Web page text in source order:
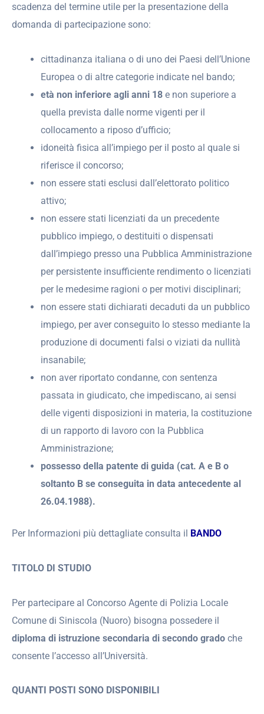
scadenza del termine utile per la presentazione della
domanda di partecipazione sono:
cittadinanza italiana o di uno dei Paesi dell’Unione
Europea o di altre categorie indicate nel bando;
età non inferiore agli anni 18 e non superiore a
quella prevista dalle norme vigenti per il
collocamento a riposo d’ufficio;
idoneità fisica all’impiego per il posto al quale si
riferisce il concorso;
non essere stati esclusi dall’elettorato politico
attivo;
non essere stati licenziati da un precedente
pubblico impiego, o destituiti o dispensati
dall’impiego presso una Pubblica Amministrazione
per persistente insufficiente rendimento o licenziati
per le medesime ragioni o per motivi disciplinari;
non essere stati dichiarati decaduti da un pubblico
impiego, per aver conseguito lo stesso mediante la
produzione di documenti falsi o viziati da nullità
insanabile;
non aver riportato condanne, con sentenza
passata in giudicato, che impediscano, ai sensi
delle vigenti disposizioni in materia, la costituzione
di un rapporto di lavoro con la Pubblica
Amministrazione;
possesso della patente di guida (cat. A e B o
soltanto B se conseguita in data antecedente al
26.04.1988).
Per Informazioni più dettagliate consulta il BANDO
TITOLO DI STUDIO
Per partecipare al Concorso Agente di Polizia Locale
Comune di Siniscola (Nuoro) bisogna possedere il
diploma di istruzione secondaria di secondo grado che
consente l’accesso all’Università.
QUANTI POSTI SONO DISPONIBILI